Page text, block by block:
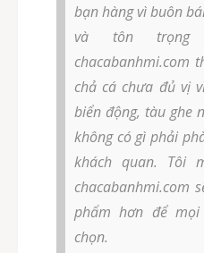
bạn hàng vì buôn
và tôn trọng
chacabanhmi.com
chả cá chưa đủ vị
biển động, tàu ghe
không có gì phải
khách quan. Tôi
chacabanhmi.com
phẩm hơn để
chọn.